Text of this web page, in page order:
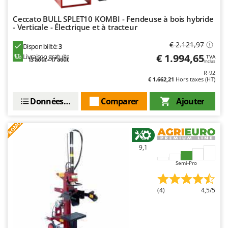
Seven Italy
Shark
Simatech
Smartwood
Spice Electronics
Spiralmac
Spring Protezione
Stanley
Ceccato BULL SPLET10 KOMBI - Fendeuse à bois hybride
- Verticale - Électrique et à tracteur
Disponibilité:3
Livraison gratuite
13 août - 17 août
€ 2.121,97
€ 1.994,65 TVA
Inclus
R-92
€ 1.662,21 Hors taxes (HT)
Ajouter
Comparer
Données techniques
PROMO
9,1
Semi-Pro
(4) 4,5/5